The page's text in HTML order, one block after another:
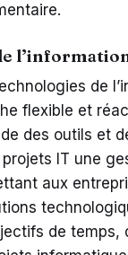
de
flexible et
des outils et
IT une
aux
de temps,